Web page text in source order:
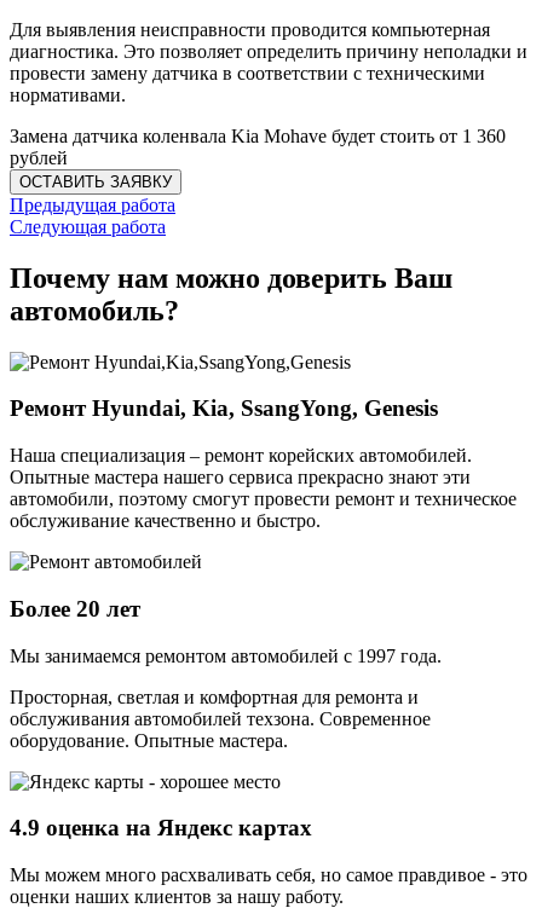
Для выявления неисправности проводится компьютерная
диагностика. Это позволяет определить причину неполадки и
провести замену датчика в соответствии с техническими
нормативами.
Замена датчика коленвала Kia Mohave будет стоить от 1 360
рублей
Предыдущая работа
Следующая работа
Почему нам можно доверить Ваш
автомобиль?
Ремонт Hyundai, Kia, SsangYong, Genesis
Наша специализация – ремонт корейских автомобилей.
Опытные мастера нашего сервиса прекрасно знают эти
автомобили, поэтому смогут провести ремонт и техническое
обслуживание качественно и быстро.
Более 20 лет
Мы занимаемся ремонтом автомобилей с 1997 года.
Просторная, светлая и комфортная для ремонта и
обслуживания автомобилей техзона. Современное
оборудование. Опытные мастера.
4.9 оценка на Яндекс картах
Мы можем много расхваливать себя, но самое правдивое - это
оценки наших клиентов за нашу работу.